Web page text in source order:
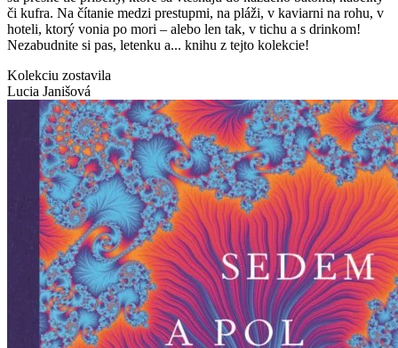
či kufra. Na čítanie medzi prestupmi, na pláži, v kaviarni na rohu, v
hoteli, ktorý vonia po mori – alebo len tak, v tichu a s drinkom!
Nezabudnite si pas, letenku a... knihu z tejto kolekcie!
Kolekciu zostavila
Lucia Janišová